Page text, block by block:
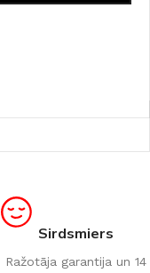
Sirdsmiers
Ražotāja garantija un 14